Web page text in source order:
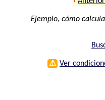
Ejemplo, cómo
⚠ Ver